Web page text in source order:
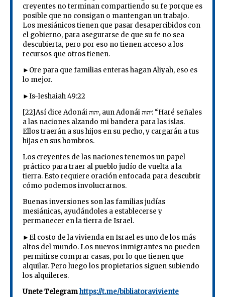
creyentes no terminan compartiendo su fe porque es
posible que no consigan o mantengan un trabajo.
Los mesiánicos tienen que pasar desapercibidos con
el gobierno, para asegurarse de que su fe no sea
descubierta, pero por eso no tienen acceso a los
recursos que otros tienen.
►Ore para que familias enteras hagan Aliyah, eso es
lo mejor.
►Is-Ieshaiah 49:22
[22]Así dice Adonái יהוה, aun Adonái יהוה: “Haré señales
a las naciones alzando mi bandera para las islas.
Ellos traerán a sus hijos en su pecho, y cargarán a tus
hijas en sus hombros.
Los creyentes de las naciones tenemos un papel
práctico para traer al pueblo judío de vuelta a la
tierra. Esto requiere oración enfocada para descubrir
cómo podemos involucrarnos.
Buenas inversiones son las familias judías
mesiánicas, ayudándoles a establecerse y
permanecer en la tierra de Israel.
►El costo de la vivienda en Israel es uno de los más
altos del mundo. Los nuevos inmigrantes no pueden
permitirse comprar casas, por lo que tienen que
alquilar. Pero luego los propietarios siguen subiendo
los alquileres.
Unete Telegramhttps://t.me/bibliatoraviviente